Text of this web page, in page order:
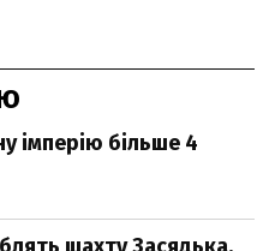
імперію більше 4